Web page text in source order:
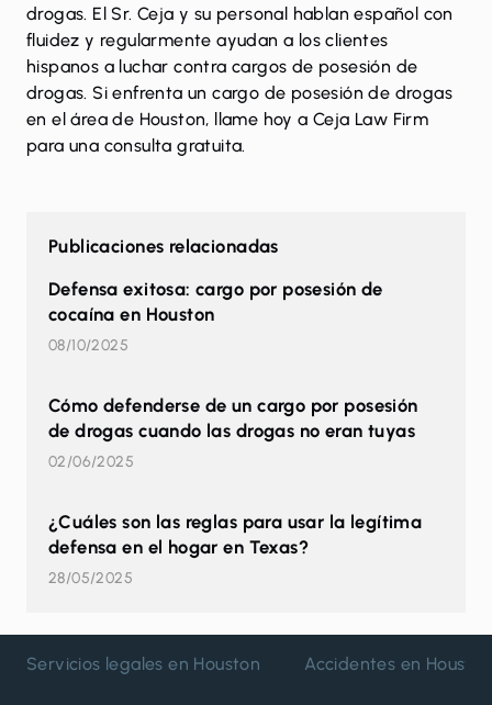
drogas. El Sr. Ceja y su personal hablan español con
fluidez y regularmente ayudan a los clientes
hispanos a luchar contra cargos de posesión de
drogas. Si enfrenta un cargo de posesión de drogas
en el área de Houston,
llame hoy a Ceja Law Firm
para una consulta gratuita.
Publicaciones relacionadas
Defensa exitosa: cargo por posesión de
cocaína en Houston
08/10/2025
Cómo defenderse de un cargo por posesión
de drogas cuando las drogas no eran tuyas
02/06/2025
¿Cuáles son las reglas para usar la legítima
defensa en el hogar en Texas?
28/05/2025
Servicios legales en Houston Accidentes en Houston